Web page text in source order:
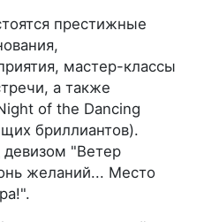
престижные
мастер-классы
а также
of the Dancing
бриллиантов).
девизом "Ветер
желаний... Место